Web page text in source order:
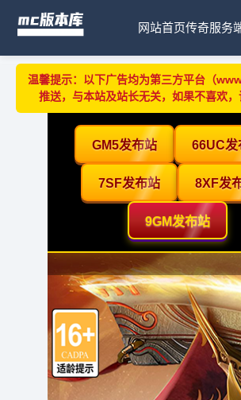
网站首页传奇服务
温馨提示：以下广告均为第三方平台（
推送，与本站及站长无关，如果不喜欢，